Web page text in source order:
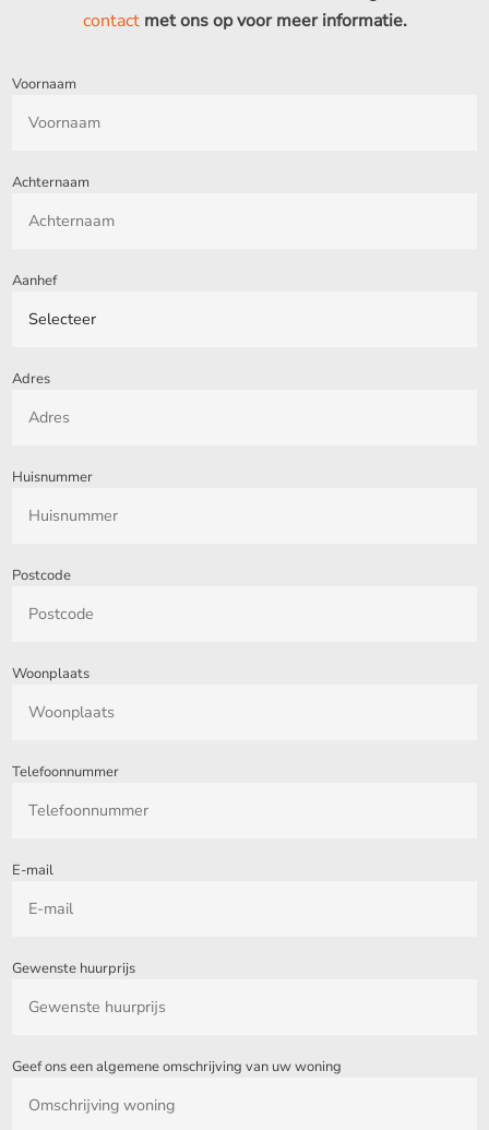
contact met ons op voor meer informatie.
Voornaam
Achternaam
Aanhef
Adres
Huisnummer
Postcode
Woonplaats
Telefoonnummer
E-mail
Gewenste huurprijs
Geef ons een algemene omschrijving van uw woning